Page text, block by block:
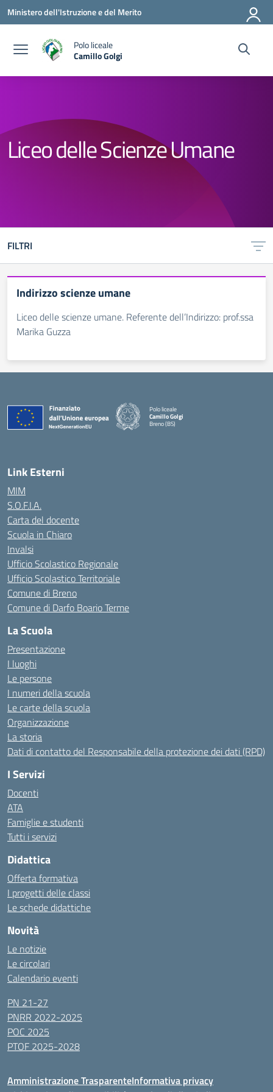
Vai ai contenuti
Vai al menu di navigazione
Vai al footer
Ministero dell'Istruzione e del Merito
Polo liceale
Camillo Golgi
— Visita la pagina iniziale della scuola
Liceo delle Scienze Umane
FILTRI
Indirizzo scienze umane
Liceo delle scienze umane. Referente dell’Indirizzo: prof.ssa
Marika Guzza
Polo liceale
Camillo Golgi
Breno (BS)
Link Esterni
MIM
S.O.F.I.A.
Carta del docente
Scuola in Chiaro
Invalsi
Ufficio Scolastico Regionale
Ufficio Scolastico Territoriale
Comune di Breno
Comune di Darfo Boario Terme
La Scuola
Presentazione
I luoghi
Le persone
I numeri della scuola
Le carte della scuola
Organizzazione
La storia
Dati di contatto del Responsabile della protezione dei dati (RPD)
I Servizi
Docenti
ATA
Famiglie e studenti
Tutti i servizi
Didattica
Offerta formativa
I progetti delle classi
Le schede didattiche
Novità
Le notizie
Le circolari
Calendario eventi
PN 21-27
PNRR 2022-2025
POC 2025
PTOF 2025-2028
Amministrazione TrasparenteInformativa privacy